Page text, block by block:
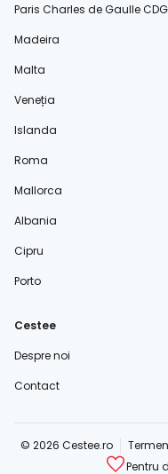
Paris Charles de Gaulle CDG
Madeira
Malta
Veneția
Islanda
Roma
Mallorca
Albania
Cipru
Porto
Cestee
Despre noi
Contact
© 2026 Cestee.ro
Pentru